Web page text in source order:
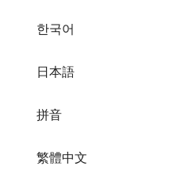
한국어
日本語
拼音
繁體中文